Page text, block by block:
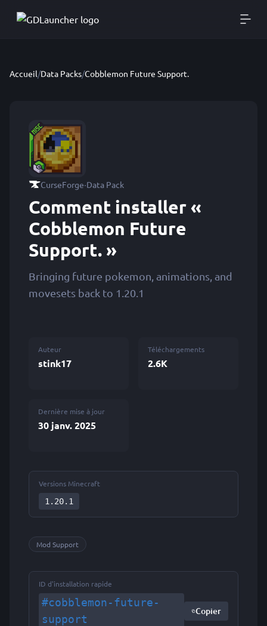
Accueil/Data Packs/Cobblemon Future Support.
CurseForge·Data Pack
Comment installer «
Cobblemon Future
Support. »
Bringing future pokemon, animations, and
movesets back to 1.20.1
Auteur
stink17
Téléchargements
2.6K
Dernière mise à jour
30 janv. 2025
Versions Minecraft
1.20.1
Mod Support
ID d'installation rapide
#cobblemon-future-
support
Copier